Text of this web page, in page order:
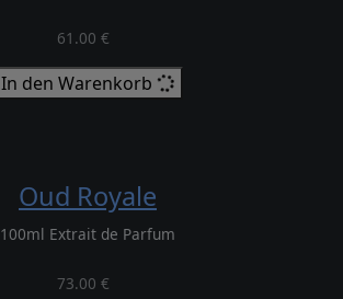
61.00 €
In den Warenkorb
Oud Royale
100ml Extrait de Parfum
73.00 €